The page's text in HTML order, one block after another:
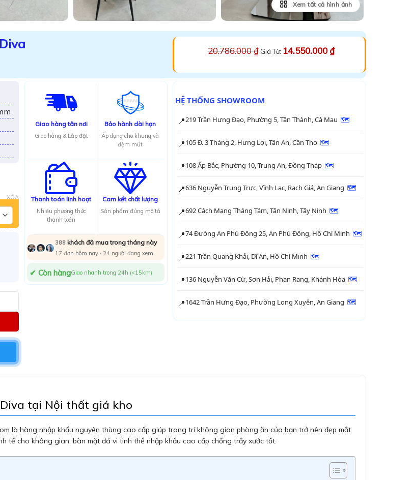
Xem tất cả hình ảnh
20.786.000₫ Giá Từ: 14.550.000₫
XÓA
Giao hàng tân nơi
Giao hàng & Lắp đặt
Bảo hành dài hạn
Áp dụng cho khung và
đệm mút
Thanh toán linh hoạt
Nhiều phương thức
thanh toán
Cam kết chất lượng
Sản phẩm đúng mô tả
388khách đã mua trong tháng này
17 đơn hôm nay · 24 người đang xem
✔ Còn hàngGiao nhanh trong 24h (<15km)
HỆ THỐNG SHOWROOM
📍219 Trần Hưng Đạo, Phường 5, Tân Thành, Cà Mau 🗺
📍105 Đ. 3 Tháng 2, Hưng Lợi, Tân An, Cần Thơ 🗺
📍108 Ấp Bắc, Phường 10, Trung An, Đồng Tháp 🗺
📍636 Nguyễn Trung Trực, Vĩnh Lạc, Rạch Giá, An Giang 🗺
📍692 Cách Mạng Tháng Tám, Tân Ninh, Tây Ninh 🗺
📍74 Đường An Phú Đông 25, An Phú Đông, Hồ Chí Minh 🗺
📍221 Trần Quang Khải, Dĩ An, Hồ Chí Minh 🗺
📍136 Nguyễn Văn Cừ, Sơn Hải, Phan Rang, Khánh Hòa 🗺
📍1642 Trần Hưng Đạo, Phường Long Xuyên, An Giang 🗺
tại Nội thất giá kho
là hàng nhập khẩu nguyên thùng cao cấp giúp trang trí không gian phòng ăn của bạn trở nên đẹp mắt
tế cho không gian, bàn mặt đá vi tinh thể nhập khẩu cao cấp chống trầy xước tốt.